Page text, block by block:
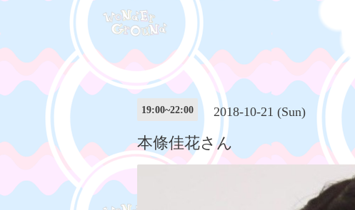
19:00~22:00 2018-10-21 (Sun)
本條佳花さん